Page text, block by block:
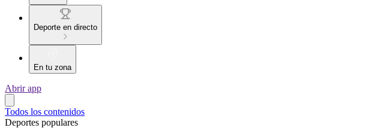
Deporte en directo
En tu zona
Abrir app
Todos los contenidos
Deportes populares